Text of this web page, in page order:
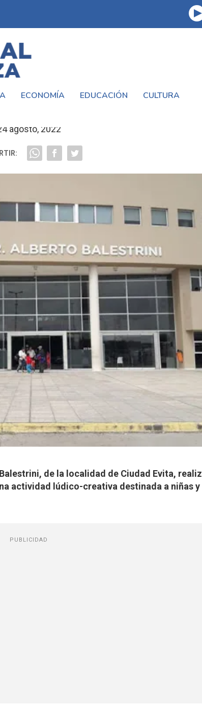
ECONOMÍA EDUCACIÓN CULTURA
agosto, 2022
de la localidad de Ciudad Evita,
actividad lúdico-creativa destinada a niñas y
PUBLICIDAD